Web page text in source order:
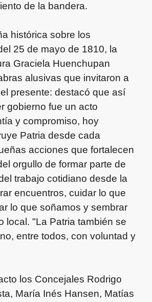
de la bandera.
histórica sobre los
25 de mayo de 1810, la
Graciela Huenchupan
alusivas que invitaron a
presente: destacó que así
gobierno fue un acto
y compromiso, hoy
Patria desde cada
acciones que fortalecen
orgullo de formar parte de
trabajo cotidiano desde la
encuentros, cuidar lo que
lo que soñamos y sembrar
local. "La Patria también se
entre todos, con voluntad y
los Concejales Rodrigo
María Inés Hansen, Matías